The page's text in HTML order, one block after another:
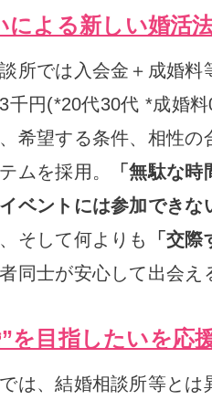
による新しい婚活
所では入会金＋成婚料
千円(*20代30代 *成婚
希望する条件、相性
ムを採用。
「無駄な
ベントには参加でき
そして何よりも
「交
同士が安心して出会え
を目指したいを応
では、結婚相談所等と